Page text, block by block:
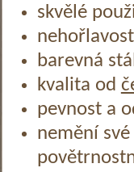
skvělé
nehořlavost
barevná
kvalita od
pevnost a
nemění